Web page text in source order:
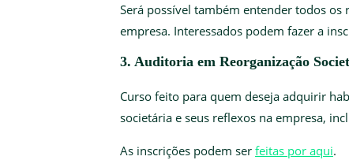
Será possível também entender todos
empresa. Interessados podem fazer a
3. Auditoria em Reorganização
Curso feito para quem deseja adquirir
societária e seus reflexos na empresa,
As inscrições podem ser feitas por aqui.